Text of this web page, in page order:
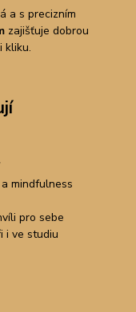
a s precizním
zajišťuje dobrou
kliku.
mindfulness
pro sebe
i ve studiu